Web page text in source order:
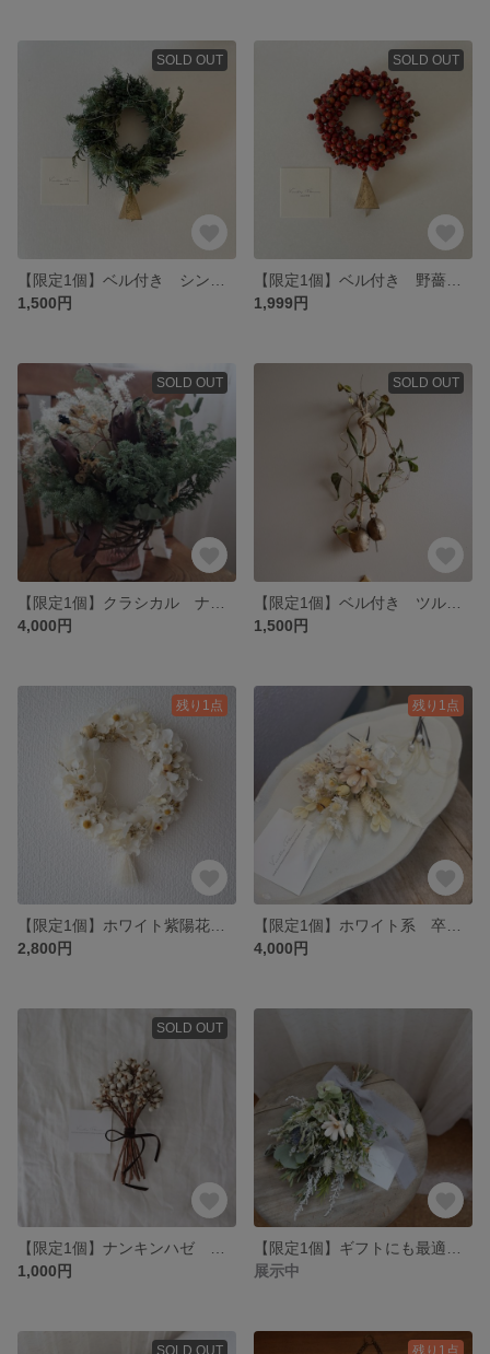
SOLD OUT
1,500円
SOLD OUT
1,999円
SOLD OUT
4,000円
SOLD OUT
1,500円
残り1点
2,800円
残り1点
4,000円
SOLD OUT
1,000円
展示中
SOLD OUT 残り1点